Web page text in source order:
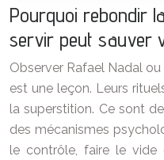
Pourquoi rebondir
servir peut sauver
Observer Rafael Nadal
est une leçon. Leurs
la superstition. Ce sont
des mécanismes
le contrôle, faire le vide